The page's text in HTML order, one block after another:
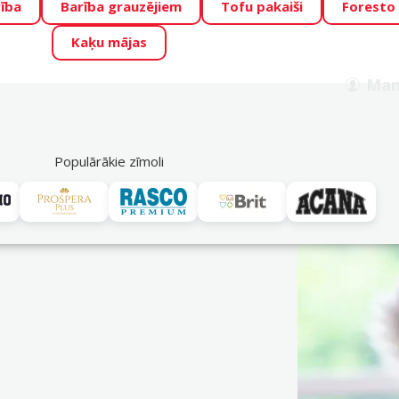
Zoo piedāvā lieliskas cenas mīluļu TOP barībām! 🍖 →
ŪSAIŅI”! Varbūt tieši Tavs mīlulis būs 2027. gada
Barība grauzējiem Tofu pakaiši
Foresto
Kaķu mājas
Populārākie zīmoli
Akciju piedāvājumi
Gourmet
Plašs un izsmalcināts produktu klāsts – visdažādākās